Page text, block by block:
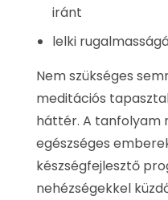
iránt
lelki
Nem szükséges
meditációs
háttér. A tanfolyam
egészséges
készségfejlesztő
nehézségekkel